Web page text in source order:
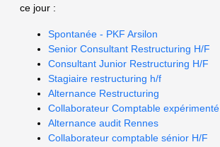
ce jour :
Spontanée - PKF Arsilon
Senior Consultant Restructuring H/F
Consultant Junior Restructuring H/F
Stagiaire restructuring h/f
Alternance Restructuring
Collaborateur Comptable
Alternance audit Rennes
Collaborateur comptable sénior H/F